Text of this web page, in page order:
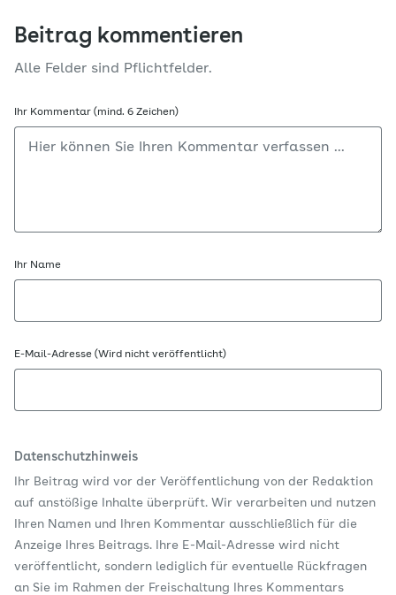
Beitrag kommentieren
Alle Felder sind Pflichtfelder.
Ihr Kommentar (mind. 6 Zeichen)
Ihr Name
E-Mail-Adresse (Wird nicht veröffentlicht)
Datenschutzhinweis
Ihr Beitrag wird vor der Veröffentlichung von der Redaktion
auf anstößige Inhalte überprüft. Wir verarbeiten und nutzen
Ihren Namen und Ihren Kommentar ausschließlich für die
Anzeige Ihres Beitrags. Ihre E-Mail-Adresse wird nicht
veröffentlicht, sondern lediglich für eventuelle Rückfragen
an Sie im Rahmen der Freischaltung Ihres Kommentars